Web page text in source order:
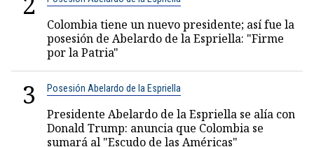
Colombia tiene un nuevo presidente; así fue la
posesión de Abelardo de la Espriella: "Firme
por la Patria"
3 Posesión Abelardo de la Espriella
Presidente Abelardo de la Espriella se alía con
Donald Trump: anuncia que Colombia se
sumará al "Escudo de las Américas"